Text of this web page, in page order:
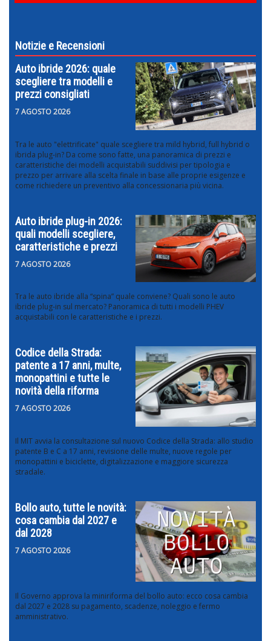
Notizie e Recensioni
Auto ibride 2026: quale
scegliere tra modelli e
prezzi consigliati
7 AGOSTO 2026
Tra le auto "elettrificate" quale scegliere tra mild hybrid, full hybrid o
ibrida plug-in? Da come sono fatte, una panoramica di prezzi e
caratteristiche dei modelli acquistabili suddivisi per tipologia e
prezzo per arrivare alla scelta finale in base alle proprie esigenze e
come richiedere un preventivo alla concessionaria più vicina.
Auto ibride plug-in 2026:
quali modelli scegliere,
caratteristiche e prezzi
7 AGOSTO 2026
Tra le auto ibride alla “spina” quale conviene? Quali sono le auto
ibride plug-in sul mercato? Panoramica di tutti i modelli PHEV
acquistabili con le caratteristiche e i prezzi.
Codice della Strada:
patente a 17 anni, multe,
monopattini e tutte le
novità della riforma
7 AGOSTO 2026
Il MIT avvia la consultazione sul nuovo Codice della Strada: allo studio
patente B e C a 17 anni, revisione delle multe, nuove regole per
monopattini e biciclette, digitalizzazione e maggiore sicurezza
stradale.
Bollo auto, tutte le novità:
cosa cambia dal 2027 e
dal 2028
7 AGOSTO 2026
Il Governo approva la miniriforma del bollo auto: ecco cosa cambia
dal 2027 e 2028 su pagamento, scadenze, noleggio e fermo
amministrativo.